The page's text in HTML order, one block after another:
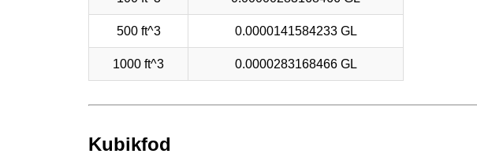
500 ft^3 0.0000141584233 GL
1000 ft^3 0.0000283168466 GL
Kubikfod